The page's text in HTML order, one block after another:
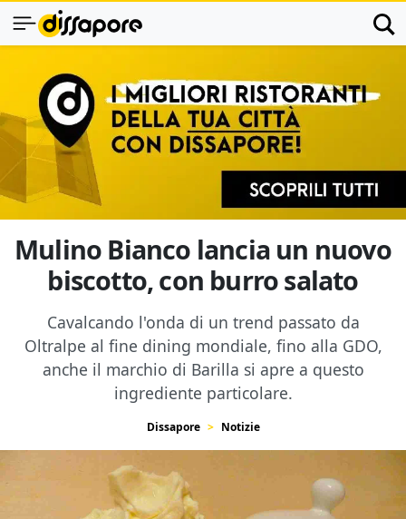
Mulino Bianco lancia un nuovo
biscotto, con burro salato
Cavalcando l'onda di un trend passato da
Oltralpe al fine dining mondiale, fino alla GDO,
anche il marchio di Barilla si apre a questo
ingrediente particolare.
Dissapore Notizie